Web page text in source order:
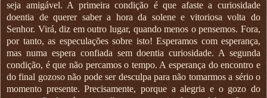
seja amigável. A primeira condição é que afaste a curiosidade
doentia de querer saber a hora da solene e vitoriosa volta do
Senhor. Virá, diz em outro lugar, quando menos o pensemos. Fora,
por tanto, as especulações sobre isto! Esperamos com esperança,
mas numa espera confiada sem doentia curiosidade. A segunda
condição, é que não percamos o tempo. A esperança do encontro e
do final gozoso não pode ser desculpa para não tomarmos a sério o
momento presente. Precisamente, porque a alegria e o gozo do